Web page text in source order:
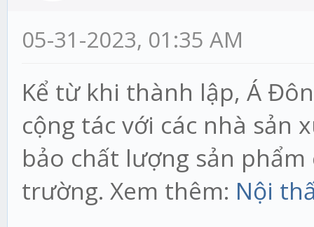
05-31-2023, 01:35 AM
Kể từ khi thành lập, Á
cộng tác với các nhà sản
bảo chất lượng sản
trường. Xem thêm: Nội